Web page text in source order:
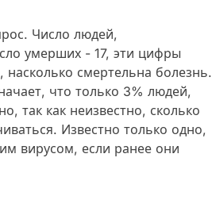
Число людей,
умерших - 17, эти цифры
смертельна болезнь.
что только 3% людей,
так как неизвестно, сколько
Известно только одно,
вирусом, если ранее они